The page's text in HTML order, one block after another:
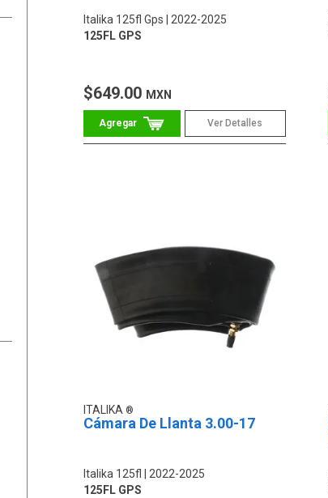
Italika 125fl Gps
2022-2025
125FL GPS
$649.00 MXN
Ver Detalles
ITALIKA
Cámara De Llanta 3.00-17
Italika 125fl
2022-2025
125FL GPS